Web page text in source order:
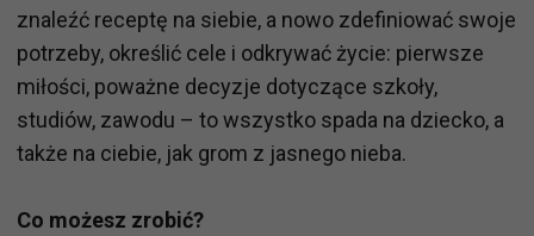
znaleźć receptę na siebie, a nowo zdefiniować swoje
potrzeby, określić cele i odkrywać życie: pierwsze
miłości, poważne decyzje dotyczące szkoły,
studiów, zawodu – to wszystko spada na dziecko, a
także na ciebie, jak grom z jasnego nieba.
Co możesz zrobić?